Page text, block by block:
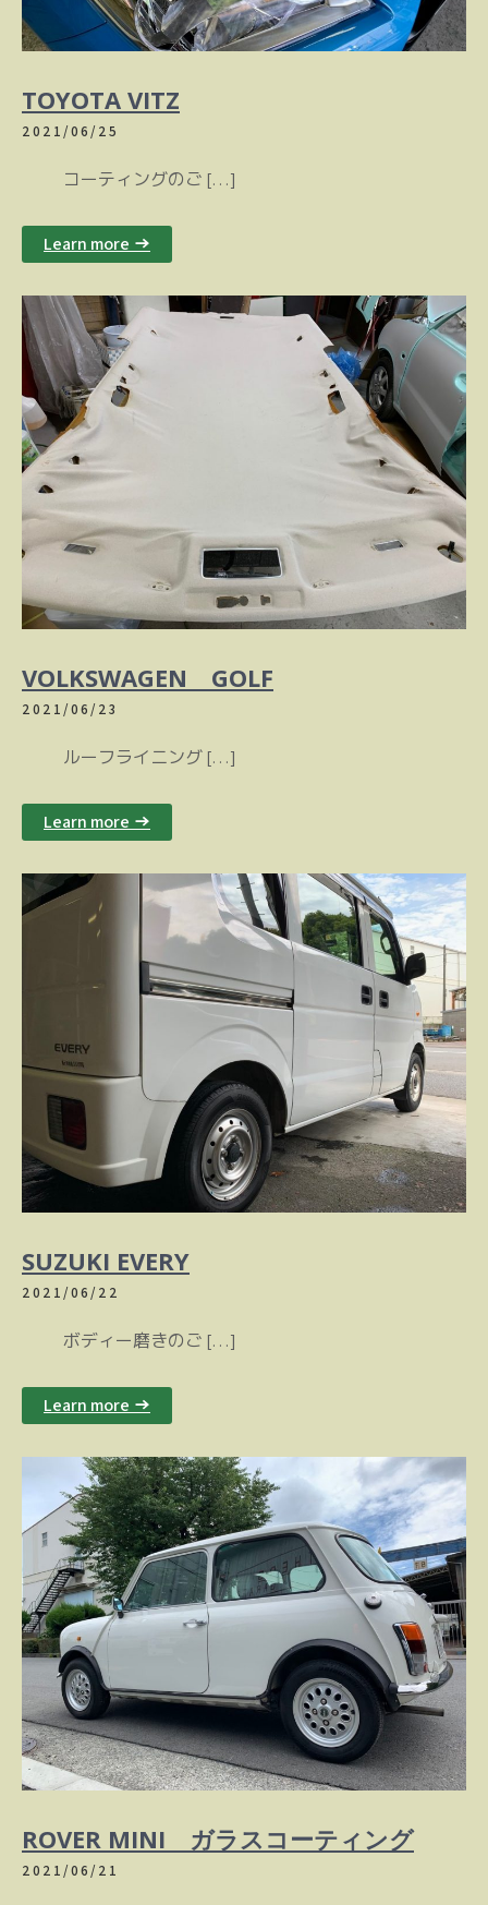
TOYOTA VITZ
2021/06/25
コーティングのご […]
Learn more →
VOLKSWAGEN GOLF
2021/06/23
ルーフライニング […]
Learn more →
SUZUKI EVERY
2021/06/22
ボディー磨きのご […]
Learn more →
ROVER MINI ガラスコーティング
2021/06/21